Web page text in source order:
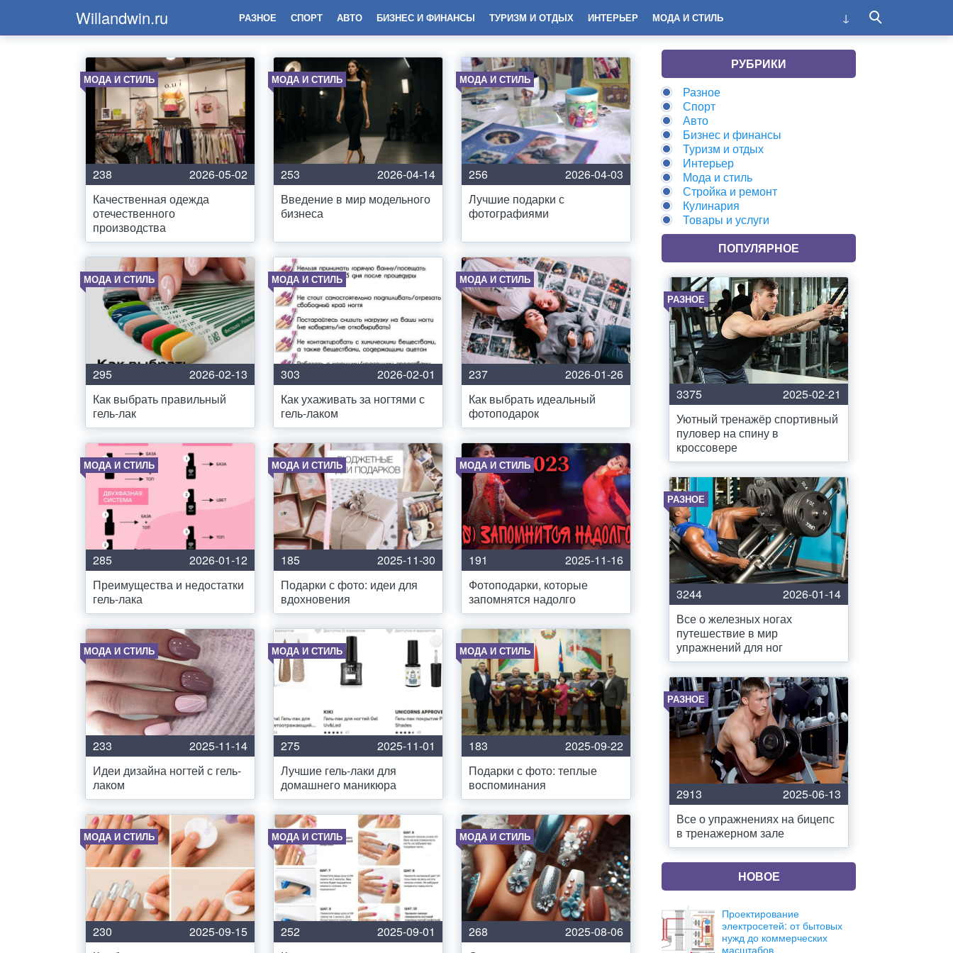
Willandwin.ru РАЗНОЕ СПОРТ АВТО БИЗНЕС И ФИНАНСЫ ТУРИЗМ И ОТДЫХ ИНТЕРЬЕР МОДА И СТИЛЬ
МОДА И СТИЛЬ
238
2026-05-02
Качественная одежда
отечественного
производства
МОДА И СТИЛЬ
253
2026-04-14
Введение в мир модельного
бизнеса
МОДА И СТИЛЬ
256
2026-04-03
Лучшие подарки с
фотографиями
МОДА И СТИЛЬ
295
2026-02-13
Как выбрать правильный
гель-лак
МОДА И СТИЛЬ
303
2026-02-01
Как ухаживать за ногтями с
гель-лаком
МОДА И СТИЛЬ
237
2026-01-26
Как выбрать идеальный
фотоподарок
МОДА И СТИЛЬ
285
2026-01-12
Преимущества и недостатки
гель-лака
МОДА И СТИЛЬ
185
2025-11-30
Подарки с фото: идеи для
вдохновения
МОДА И СТИЛЬ
191
2025-11-16
Фотоподарки, которые
запомнятся надолго
МОДА И СТИЛЬ
233
2025-11-14
Идеи дизайна ногтей с гель-
лаком
МОДА И СТИЛЬ
275
2025-11-01
Лучшие гель-лаки для
домашнего маникюра
МОДА И СТИЛЬ
183
2025-09-22
Подарки с фото: теплые
воспоминания
МОДА И СТИЛЬ
230
2025-09-15
МОДА И СТИЛЬ
252
2025-09-01
МОДА И СТИЛЬ
268
2025-08-06
РУБРИКИ
Разное
Спорт
Авто
Бизнес и финансы
Туризм и отдых
Интерьер
Мода и стиль
Стройка и ремонт
Кулинария
Товары и услуги
ПОПУЛЯРНОЕ
РАЗНОЕ
3375
2025-02-21
Уютный тренажёр спортивный
пуловер на спину в
кроссовере
РАЗНОЕ
3244
2026-01-14
Все о железных ногах
путешествие в мир
упражнений для ног
РАЗНОЕ
2913
2025-06-13
Все о упражнениях на бицепс
в тренажерном зале
НОВОЕ
Проектирование
электросетей: от бытовых
нужд до коммерческих
масштабов